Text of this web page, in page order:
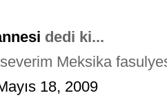
dedi ki...
Meksika
18, 2009